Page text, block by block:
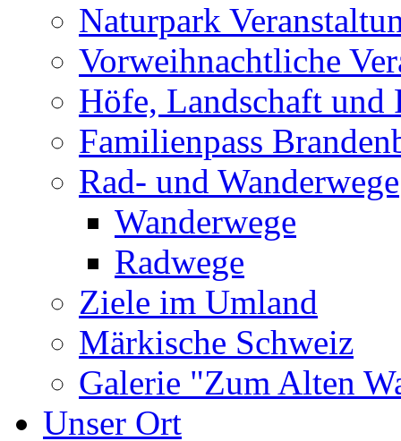
Naturpark
Vorweihnachtliche
Höfe, Landschaft und
Familienpass
Rad- und Wanderwege
Wanderwege
Radwege
Ziele im Umland
Märkische Schweiz
Galerie "Zum Alten
Unser Ort